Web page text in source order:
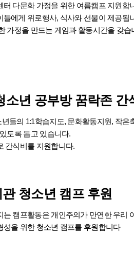
다문화 가정을 위한 여름캠프 지원합
에게 위로행사, 식사와 선물이 제공됩
가정을 만드는 게임과 활동시간을 갖습
소년 공부방 꿈락존 간
들의 1:1학습지도, 문화활동지원, 작은
도록 돕고 있습니다.
간식비를 지원합니다.
관 청소년 캠프 후원
캠프활동은 개인주의가 만연한 우리
을 위한 청소년 캠프를 후원합니다